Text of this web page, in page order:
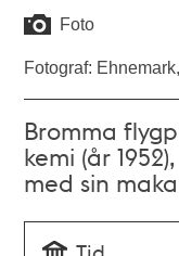
Foto
Fotograf:
Bromma
kemi (år
med sin maka